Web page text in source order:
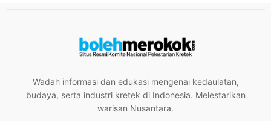
Wadah informasi dan edukasi mengenai kedaulatan,
budaya, serta industri kretek di Indonesia. Melestarikan
warisan Nusantara.